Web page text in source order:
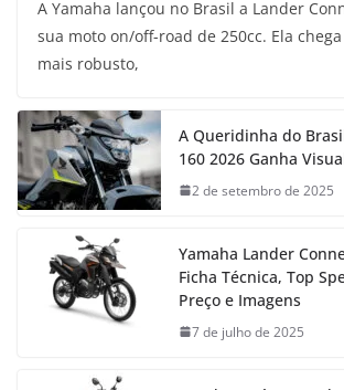
A Yamaha lançou no Brasil a Lander
sua moto on/off-road de 250cc. Ela
mais robusto,
A Queridinha do
160 2026 Ganha
2 de setembro de 2025
Yamaha Lander
Ficha Técnica, Top
Preço e Imagens
7 de julho de 2025